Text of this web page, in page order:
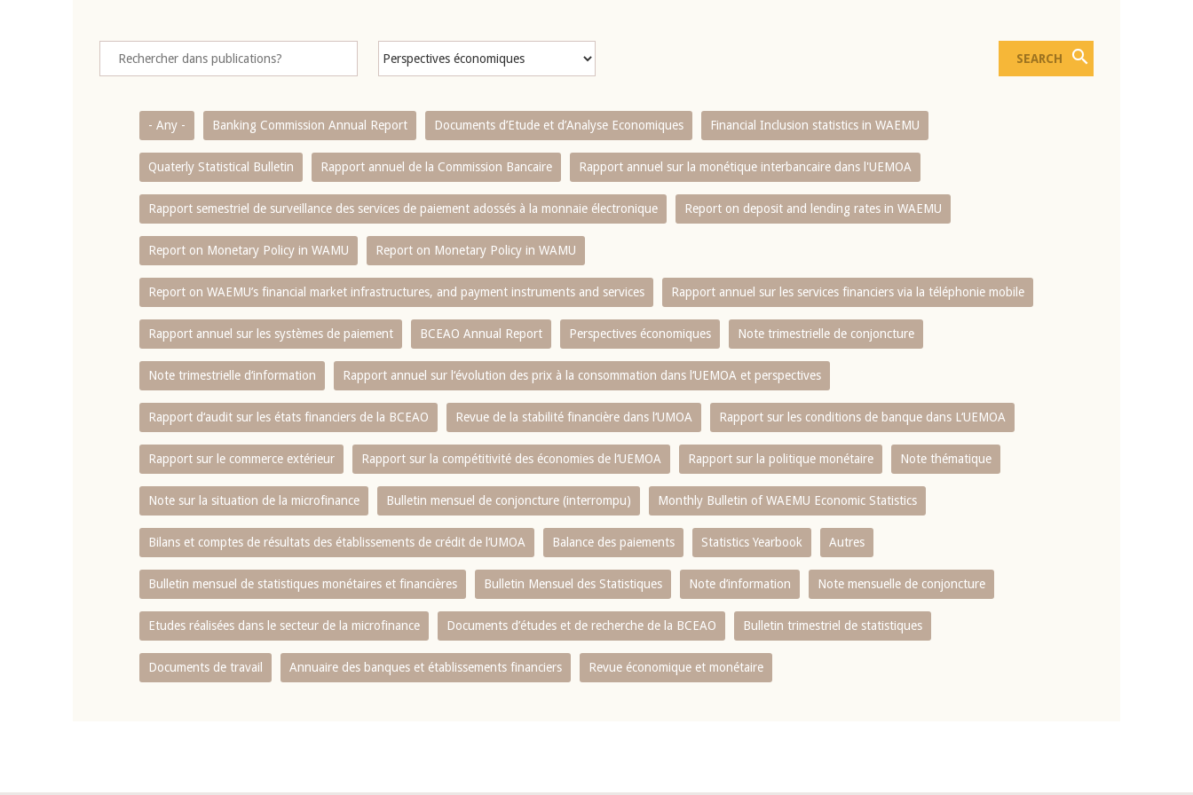
- Any - Banking Commission Annual Report Documents d’Etude et d’Analyse Economiques Financial Inclusion statistics in WAEMU
Quaterly Statistical Bulletin Rapport annuel de la Commission Bancaire Rapport annuel sur la monétique interbancaire dans l'UEMOA
Rapport semestriel de surveillance des services de paiement adossés à la monnaie électronique Report on deposit and lending rates in WAEMU
Report on Monetary Policy in WAMU Report on Monetary Policy in WAMU
Report on WAEMU’s financial market infrastructures, and payment instruments and services Rapport annuel sur les services financiers via la téléphonie mobile
Rapport annuel sur les systèmes de paiement BCEAO Annual Report Perspectives économiques Note trimestrielle de conjoncture
Note trimestrielle d‘information Rapport annuel sur l‘évolution des prix à la consommation dans l‘UEMOA et perspectives
Rapport d‘audit sur les états financiers de la BCEAO Revue de la stabilité financière dans l‘UMOA Rapport sur les conditions de banque dans L‘UEMOA
Rapport sur le commerce extérieur Rapport sur la compétitivité des économies de l‘UEMOA Rapport sur la politique monétaire Note thématique
Note sur la situation de la microfinance Bulletin mensuel de conjoncture (interrompu) Monthly Bulletin of WAEMU Economic Statistics
Bilans et comptes de résultats des établissements de crédit de l‘UMOA Balance des paiements Statistics Yearbook Autres
Bulletin mensuel de statistiques monétaires et financières Bulletin Mensuel des Statistiques Note d’information Note mensuelle de conjoncture
Etudes réalisées dans le secteur de la microfinance Documents d’études et de recherche de la BCEAO Bulletin trimestriel de statistiques
Documents de travail Annuaire des banques et établissements financiers Revue économique et monétaire